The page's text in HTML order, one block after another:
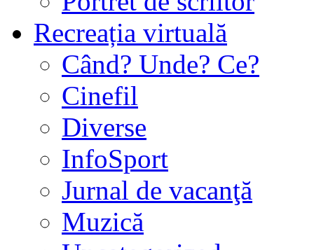
Recreația virtuală
Când? Unde? Ce?
Cinefil
Diverse
InfoSport
Jurnal de vacanţă
Muzică